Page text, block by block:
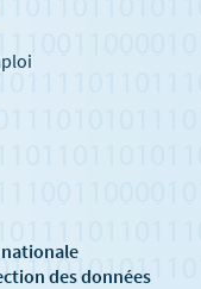
des données